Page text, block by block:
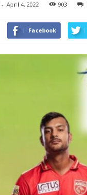
- April 4, 2022 903
Facebook